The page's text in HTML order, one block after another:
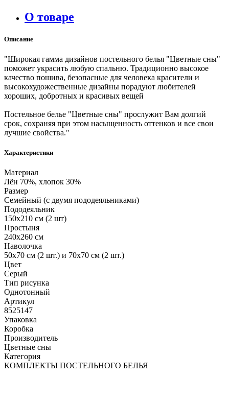
О товаре
Описание
"Широкая гамма дизайнов постельного белья "Цветные сны"
поможет украсить любую спальню. Традиционно высокое
качество пошива, безопасные для человека красители и
высокохудожественные дизайны порадуют любителей
хороших, добротных и красивых вещей
Постельное белье "Цветные сны" прослужит Вам долгий
срок, сохраняя при этом насыщенность оттенков и все свои
лучшие свойства."
Характеристики
Материал
Лён 70%, хлопок 30%
Размер
Семейный (с двумя пододеяльниками)
Пододеяльник
150х210 см (2 шт)
Простыня
240х260 см
Наволочка
50х70 см (2 шт.) и 70х70 см (2 шт.)
Цвет
Серый
Тип рисунка
Однотонный
Артикул
8525147
Упаковка
Коробка
Производитель
Цветные сны
Категория
КОМПЛЕКТЫ ПОСТЕЛЬНОГО БЕЛЬЯ